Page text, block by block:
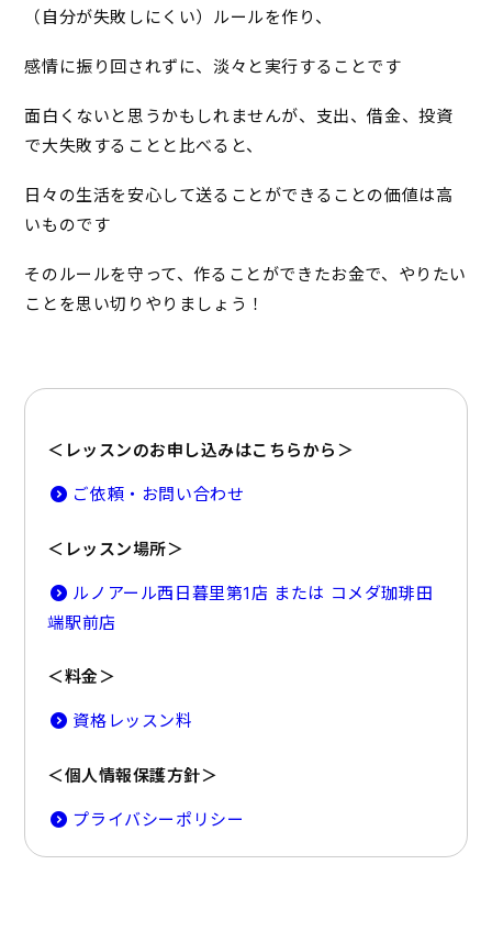
（自分が失敗しにくい）ルールを作り、
感情に振り回されずに、淡々と実行することです
面白くないと思うかもしれませんが、支出、借金、投資
で大失敗することと比べると、
日々の生活を安心して送ることができることの価値は高
いものです
そのルールを守って、作ることができたお金で、やりたい
ことを思い切りやりましょう！
＜レッスンのお申し込みはこちらから＞
ご依頼・お問い合わせ
＜レッスン場所＞
ルノアール西日暮里第1店 または コメダ珈琲田
端駅前店
＜料金＞
資格レッスン料
＜個人情報保護方針＞
プライバシーポリシー